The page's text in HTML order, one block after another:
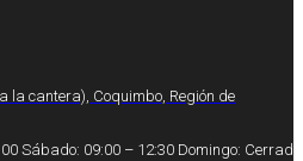
la cantera), Coquimbo, Región de
Sábado: 09:00 – 12:30 Domingo: Cerrado